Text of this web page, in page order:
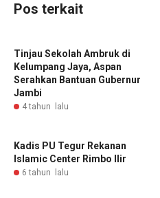
Pos terkait
Tinjau Sekolah Ambruk di
Kelumpang Jaya, Aspan
Serahkan Bantuan Gubernur
Jambi
4 tahun lalu
Kadis PU Tegur Rekanan
Islamic Center Rimbo Ilir
6 tahun lalu